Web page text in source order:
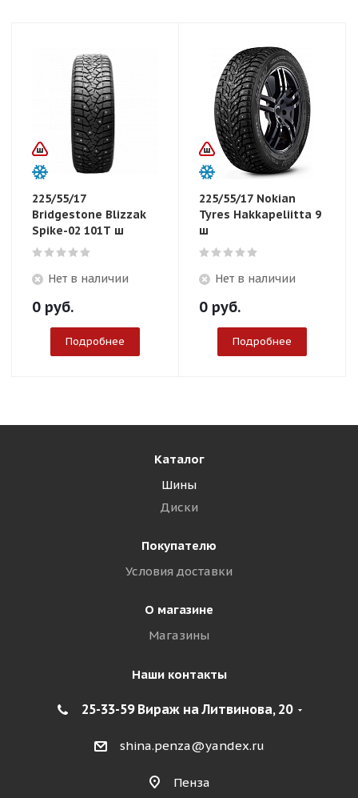
225/55/17
Bridgestone Blizzak
Spike-02 101T ш
Нет в наличии
0 руб.
Подробнее
225/55/17 Nokian
Tyres Hakkapeliitta 9
ш
Нет в наличии
0 руб.
Подробнее
Каталог
Шины
Диски
Покупателю
Условия доставки
О магазине
Магазины
Наши контакты
25-33-59 Вираж на Литвинова, 20
shina.penza@yandex.ru
Пенза